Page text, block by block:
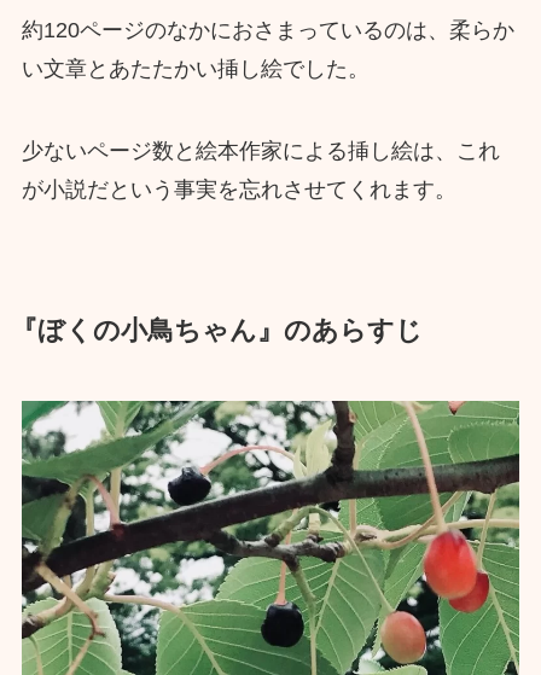
約120ページのなかにおさまっているのは、柔らか
い文章とあたたかい挿し絵でした。
少ないページ数と絵本作家による挿し絵は、これ
が小説だという事実を忘れさせてくれます。
『ぼくの小鳥ちゃん』のあらすじ